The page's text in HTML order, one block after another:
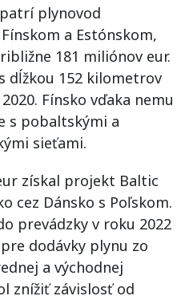
plynovod
a Estónskom,
181 miliónov eur.
dĺžkou 152 kilometrov
Fínsko vďaka nemu
s pobaltskými a
sieťami.
získal projekt Baltic
cez Dánsko s Poľskom.
prevádzky v roku 2022
dodávky plynu zo
a východnej
znížiť závislosť od